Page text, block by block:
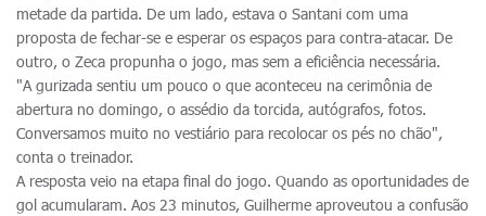
metade da partida. De um lado, estava o Santani com uma
proposta de fechar-se e esperar os espaços para contra-atacar. De
outro, o Zeca propunha o jogo, mas sem a eficiência necessária.
"A gurizada sentiu um pouco o que aconteceu na cerimônia de
abertura no domingo, o assédio da torcida, autógrafos, fotos.
Conversamos muito no vestiário para recolocar os pés no chão",
conta o treinador.
A resposta veio na etapa final do jogo. Quando as oportunidades de
gol acumularam. Aos 23 minutos, Guilherme aproveutou a confusão